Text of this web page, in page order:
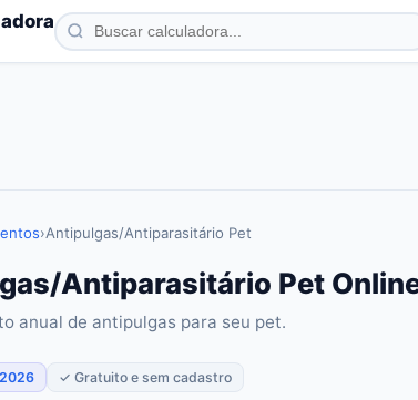
›Antipulgas/Antiparasitário Pet
Antiparasitário Pet
anual de antipulgas para seu pet.
✓ Gratuito e sem cadastro